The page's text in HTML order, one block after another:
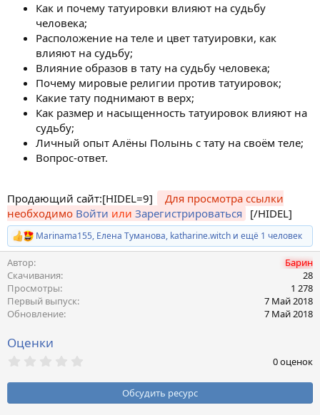
Как и почему татуировки влияют на судьбу
человека;
Расположение на теле и цвет татуировки, как
влияют на судьбу;
Влияние образов в тату на судьбу человека;
Почему мировые религии против татуировок;
Какие тату поднимают в верх;
Как размер и насыщенность татуировок влияют на
судьбу;
Личный опыт Алёны Полынь с тату на своём теле;
Вопрос-ответ.
Продающий сайт:[HIDEL=9]
Для просмотра ссылки
необходимо Войти или Зарегистрироваться [/HIDEL]
Р
е
а
к
ц
и
и
:
Marinama155, Елена Туманова, katharine.witch и ещё 1 человек
Автор
Барин
Скачивания
28
Просмотры
1 278
Первый выпуск
7 Май 2018
Обновление
7 Май 2018
Оценки
0
з
0 оценок
Обсудить ресурс